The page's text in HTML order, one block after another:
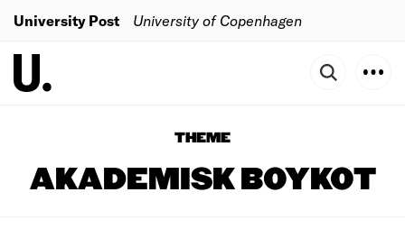
University Post University of Copenhagen
THEME
AKADEMISK BOYKOT